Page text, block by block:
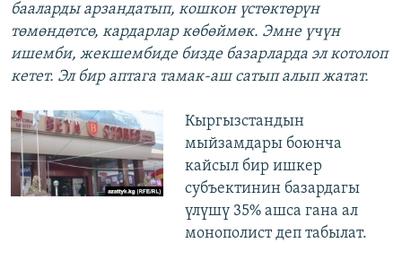
бааларды арзандатып, кошкон үстөктөрүн
төмөндөтсө, кардарлар көбөймөк. Эмне үчүн
ишемби, жекшембиде бизде базарларда эл котолоп
кетет. Эл бир аптага тамак-аш сатып алып жатат.
Кыргызстандын
мыйзамдары боюнча
кайсыл бир ишкер
субъектинин базардагы
үлүшү 35% ашса гана ал
монополист деп табылат.